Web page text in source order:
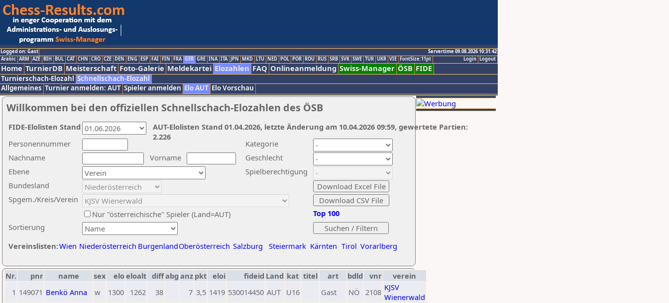
Logged on: Gast
Servertime 09.08.2026 10:31:42
Logout
Login
Arabic ARM AZE BIH BUL CAT CHN CRO CZE DEN ENG ESP FAI FIN FRA GER GRE INA ITA JPN MKD LTU NED POL POR ROU RUS SRB SVK SWE TUR UKR VIE FontSize:11pt
Home TurnierDB Meisterschaft Foto-Galerie Meldekartei Elozahlen FAQ Onlineanmeldung Swiss-Manager ÖSB FIDE
Turnierschach-Elozahl Schnellschach-Elozahl
Allgemeines Turnier anmelden: AUT Spieler anmelden Elo AUT Elo Vorschau
Willkommen bei den offiziellen Schnellschach-Elozahlen des ÖSB
Nachname
Vorname
Ebene
Kategorie
Sortierung
Personennummer
Bundesland
Spgem./Kreis/Verein
Geschlecht
Nur "österreichische" Spieler (Land=AUT)
Spielberechtigung
Vereinslisten:Wien Niederösterreich BurgenlandOberösterreich Salzburg Steiermark Kärnten Tirol Vorarlberg
Top 100
AUT-Elolisten Stand 01.04.2026, letzte Änderung am 10.04.2026 09:59, gewertete Partien:
2.226
FIDE-Elolisten Stand
Nr. pnr name sex eloeloalt diffabg anz pkt eloi fideid Land kat titel art bdld vnr
verein
1 149071 Benkö Anna w 1300 1262 38 7 3,5 1419 530014450 AUT U16 Gast NÖ 2108 KJSV
Wienerwald